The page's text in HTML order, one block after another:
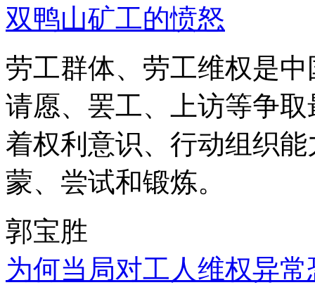
双鸭山矿工的愤怒
劳工群体、劳工维权是
请愿、罢工、上访等争
着权利意识、行动组织
蒙、尝试和锻炼。
郭宝胜
为何当局对工人维权异